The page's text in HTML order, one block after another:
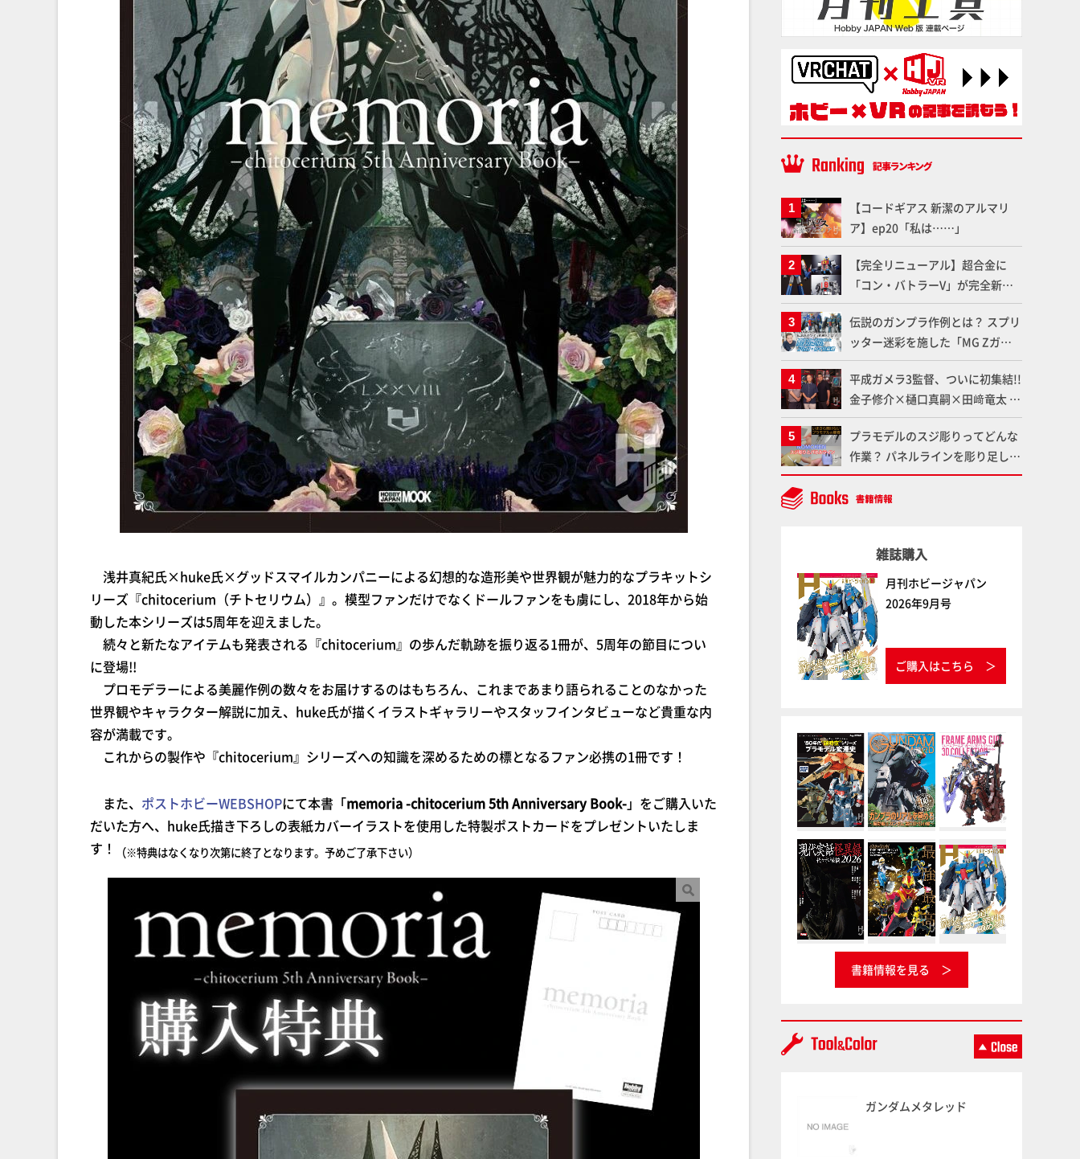
浅井真紀氏×huke氏×グッドスマイルカンパニーによる幻想的な造形美や世界観が魅力的なプラキットシ
リーズ『chitocerium（チトセリウム）』。模型ファンだけでなくドールファンをも虜にし、2018年から始
動した本シリーズは5周年を迎えました。
続々と新たなアイテムも発表される『chitocerium』の歩んだ軌跡を振り返る1冊が、5周年の節目につい
に登場!!
プロモデラーによる美麗作例の数々をお届けするのはもちろん、これまであまり語られることのなかった
世界観やキャラクター解説に加え、huke氏が描くイラストギャラリーやスタッフインタビューなど貴重な内
容が満載です。
これからの製作や『chitocerium』シリーズへの知識を深めるための標となるファン必携の1冊です！
また、 ポストホビーWEBSHOPにて本書「memoria -chitocerium 5th Anniversary Book-」をご購入いた
だいた方へ、huke氏描き下ろしの表紙カバーイラストを使用した特製ポストカードをプレゼントいたしま
す！
（※特典はなくなり次第に終了となります。予めご了承下さい）
【コードギアス 新潔のアルマリ
ア】ep20「私は……」
【完全リニューアル】超合金に
「コン・バトラーV」が完全新規
造形で登場！気になる仕様を試作
品の撮り下ろしでご紹介!!さらに
「大鉄人17」＆「ワンエイト」セ
ット情報もお届け！【超合金の
魂】
伝説のガンプラ作例とは？ スプリ
ッター迷彩を施した「MG Zガン
ダム アムロ・レイ仕様機」をMAX
渡辺がふたたび塗る!!【試し読
み】
平成ガメラ3監督、ついに初集結!!
金子修介×樋口真嗣×田﨑竜太 4
体のガメラを未来へつなぐ特別鼎
談「ガメラ永久保存化プロジェク
ト FINAL」
プラモデルのスジ彫りってどんな
作業？ パネルラインを彫り足して
作品を映えさせよう！【いまさら
聞けないプラモデルの基礎：スジ
雑誌購入
月刊ホビージャパン
2026年9月号
ご購入はこちら
書籍情報を見る
ガンダムメタレッド